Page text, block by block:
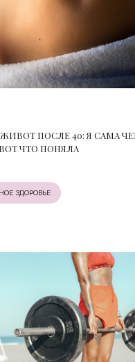
ПОСЛЕ 40: Я САМА
ЧТО ПОНЯЛА
ЗДОРОВЬЕ